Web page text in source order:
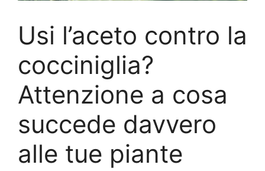
Usi l’aceto contro la
cocciniglia?
Attenzione a cosa
succede davvero
alle tue piante